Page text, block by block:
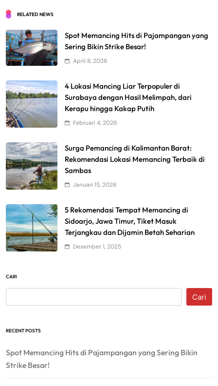
RELATED NEWS
Spot Memancing Hits di Pajampangan yang
Sering Bikin Strike Besar!
April 8, 2026
4 Lokasi Mancing Liar Terpopuler di
Surabaya dengan Hasil Melimpah, dari
Kerapu hingga Kakap Putih
Februari 4, 2026
Surga Pemancing di Kalimantan Barat:
Rekomendasi Lokasi Memancing Terbaik di
Sambas
Januari 15, 2026
5 Rekomendasi Tempat Memancing di
Sidoarjo, Jawa Timur, Tiket Masuk
Terjangkau dan Dijamin Betah Seharian
Desember 1, 2025
CARI
Cari
RECENT POSTS
Spot Memancing Hits di Pajampangan yang Sering Bikin
Strike Besar!